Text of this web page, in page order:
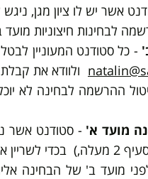
אשר יש לו ציון מגן,
לבחינות חיצוניות
ההרשמה לבחינה לא
מועד א' - סטודנט אשר
בבחינה.
מועד ב' של הבחינה